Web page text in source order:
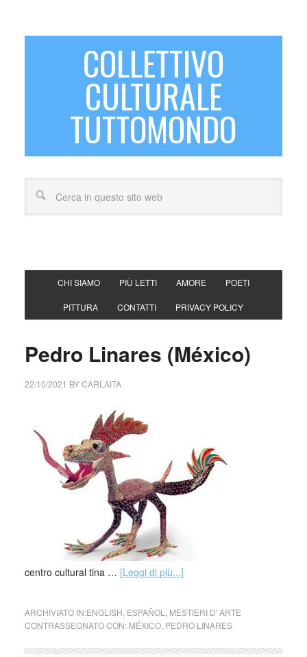
COLLETTIVO
CULTURALE
TUTTOMONDO
CHI SIAMO PIÙ LETTI AMORE POETI
PITTURA CONTATTI PRIVACY POLICY
Pedro Linares (México)
22/10/2021 BYCARLAITA
centro cultural tina … [Leggi di più...]
ARCHIVIATO IN:ENGLISH ESPAÑOL
MESTIERI D' ARTE
CONTRASSEGNATO CON: MÉXICO, PEDRO LINARES